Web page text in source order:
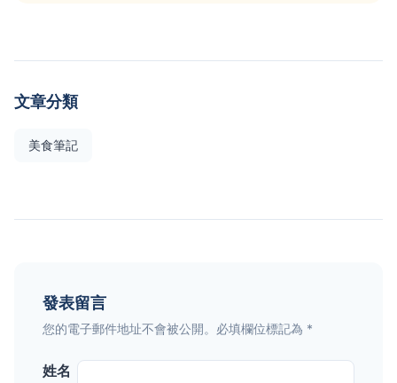
文章分類
美食筆記
發表留言
您的電子郵件地址不會被公開。必填欄位標記為 *
姓名